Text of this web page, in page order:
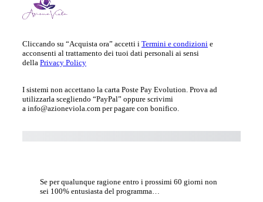
Cliccando su “Acquista ora” accetti i Termini e condizioni e
acconsenti al trattamento dei tuoi dati personali ai sensi
della Privacy Policy
I sistemi non accettano la carta Poste Pay Evolution. Prova ad
utilizzarla scegliendo “PayPal” oppure scrivimi
a info@azioneviola.com per pagare con bonifico.
Se per qualunque ragione entro i prossimi 60 giorni non
sei 100% entusiasta del programma…